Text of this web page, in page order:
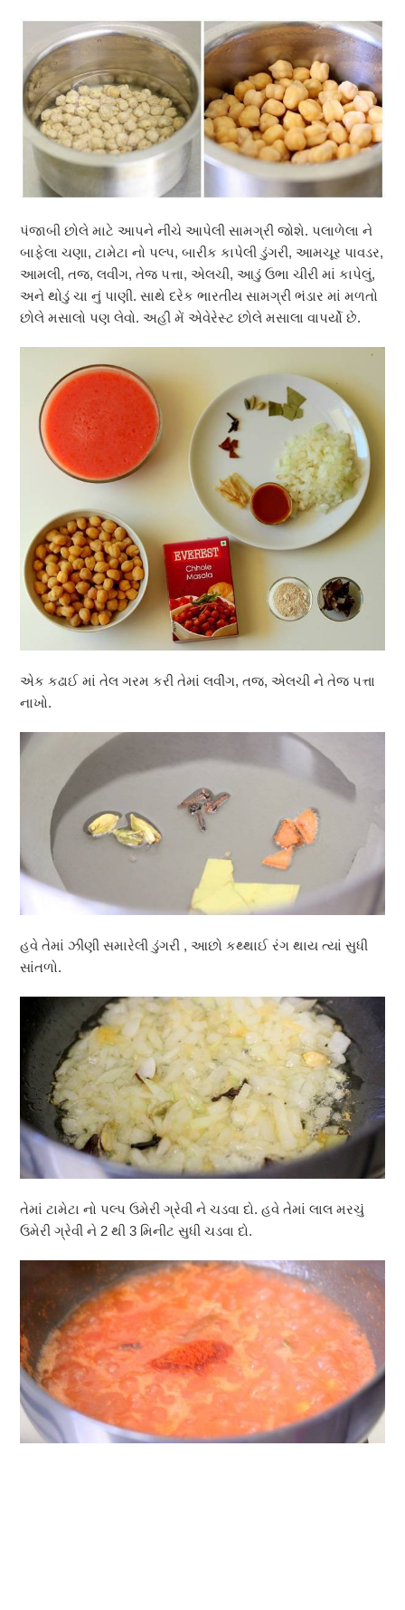
પંજાબી છોલે માટે આપને નીચે આપેલી સામગ્રી જોશે. પલાળેલા ને
બાફેલા ચણા, ટામેટા નો પલ્પ, બારીક કાપેલી ડુંગરી, આમચૂર પાવડર,
આમલી, તજ, લવીંગ, તેજ પત્તા, એલચી, આડું ઉભા ચીરી માં કાપેલું,
અને થોડું ચા નું પાણી. સાથે દરેક ભારતીય સામગ્રી ભંડાર માં મળતો
છોલે મસાલો પણ લેવો. અહી મેં એવેરેસ્ટ છોલે મસાલા વાપર્યો છે.
એક કઢાઈ માં તેલ ગરમ કરી તેમાં લવીંગ, તજ, એલચી ને તેજ પત્તા
નાખો.
હવે તેમાં ઝીણી સમારેલી ડુંગરી , આછો કથ્થાઈ રંગ થાય ત્યાં સુધી
સાંતળો.
તેમાં ટામેટા નો પલ્પ ઉમેરી ગ્રેવી ને ચડવા દો. હવે તેમાં લાલ મરચું
ઉમેરી ગ્રેવી ને 2 થી 3 મિનીટ સુધી ચડવા દો.